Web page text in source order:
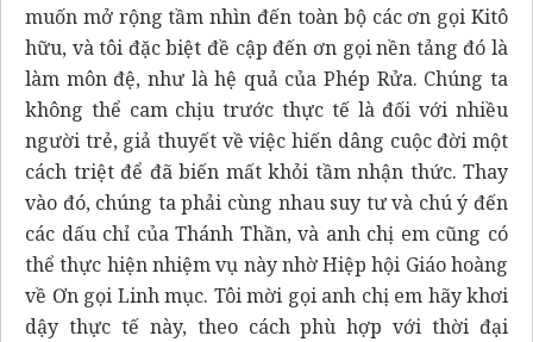
muốn mở rộng tầm nhìn đến toàn bộ các ơn gọi Kitô
hữu, và tôi đặc biệt đề cập đến ơn gọi nền tảng đó là
làm môn đệ, như là hệ quả của Phép Rửa. Chúng ta
không thể cam chịu trước thực tế là đối với nhiều
người trẻ, giả thuyết về việc hiến dâng cuộc đời một
cách triệt để đã biến mất khỏi tầm nhận thức. Thay
vào đó, chúng ta phải cùng nhau suy tư và chú ý đến
các dấu chỉ của Thánh Thần, và anh chị em cũng có
thể thực hiện nhiệm vụ này nhờ Hiệp hội Giáo hoàng
về Ơn gọi Linh mục. Tôi mời gọi anh chị em hãy khơi
dậy thực tế này, theo cách phù hợp với thời đại